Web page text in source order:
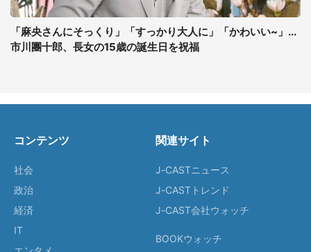
「麻央さんにそっくり」「すっかり大人に」「かわいい~」...
市川團十郎、長女の15歳の誕生日を祝福
コンテンツ
社会
政治
経済
IT
関連サイト
J-CASTニュース
J-CASTトレンド
J-CAST会社ウォッチ
BOOKウォッチ